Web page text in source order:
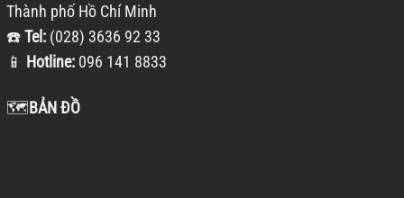
Thành phố Hồ Chí Minh
☎️Tel: (028) 3636 92 33
📱 Hotline: 096 141 8833
🗺️BẢN ĐỒ